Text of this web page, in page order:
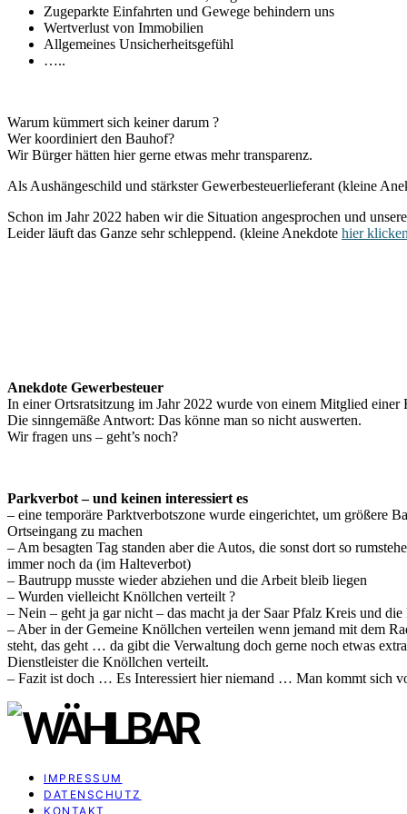
Zugeparkte Einfahrten und Gewege behindern uns
Wertverlust von Immobilien
Allgemeines Unsicherheitsgefühl
…..
Warum kümmert sich keiner darum ?
Wer koordiniert den Bauhof?
Wir Bürger hätten hier gerne etwas mehr transparenz.
Als Aushängeschild und stärkster Gewerbesteuerlieferant (kleine
Schon im Jahr 2022 haben wir die Situation angesprochen und
Leider läuft das Ganze sehr schleppend. (kleine Anekdote hier
Anekdote Gewerbesteuer
In einer Ortsratsitzung im Jahr 2022 wurde von einem Mitglied
Die sinngemäße Antwort: Das könne man so nicht auswerten.
Wir fragen uns – geht’s noch?
Parkverbot – und keinen interessiert es
– eine temporäre Parktverbotszone wurde eingerichtet, um größere
Ortseingang zu machen
– Am besagten Tag standen aber die Autos, die sonst dort so
immer noch da (im Halteverbot)
– Bautrupp musste wieder abziehen und die Arbeit bleib liegen
– Wurden vielleicht Knöllchen verteilt ?
– Nein – geht ja gar nicht – das macht ja der Saar Pfalz Kreis und
– Aber in der Gemeine Knöllchen verteilen wenn jemand mit dem
steht, das geht … da gibt die Verwaltung doch gerne noch etwas
Dienstleister die Knöllchen verteilt.
– Fazit ist doch … Es Interessiert hier niemand … Man kommt sich
IMPRESSUM
DATENSCHUTZ
KONTAKT